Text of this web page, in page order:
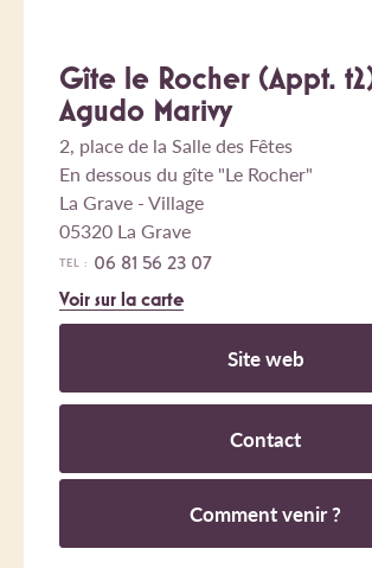
Gîte le Rocher (Appt.
Agudo Marivy
2, place de la Salle des Fêtes
En dessous du gîte "Le Rocher"
La Grave - Village
05320 La Grave
TEL : 06 81 56 23 07
Voir sur la carte
Site web
Contact
Comment venir ?